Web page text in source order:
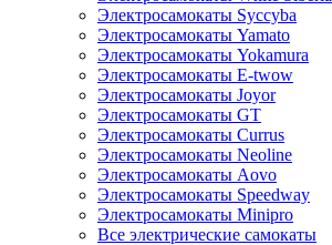
Электросамокаты Syccyba
Электросамокаты Yamato
Электросамокаты Yokamura
Электросамокаты E-twow
Электросамокаты Joyor
Электросамокаты GT
Электросамокаты Currus
Электросамокаты Neoline
Электросамокаты Aovo
Электросамокаты Speedway
Электросамокаты Minipro
Все электрические самокаты